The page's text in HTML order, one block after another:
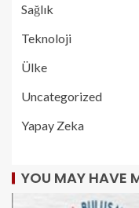
Sağlık
Teknoloji
Ülke
Uncategorized
Yapay Zeka
YOU MAY HAVE